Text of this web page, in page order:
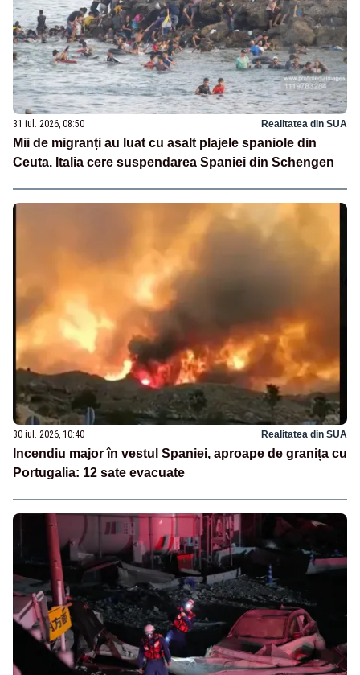
31 iul. 2026, 08:50 Realitatea din SUA
Mii de migranți au luat cu asalt plajele spaniole din
Ceuta. Italia cere suspendarea Spaniei din Schengen
30 iul. 2026, 10:40 Realitatea din SUA
Incendiu major în vestul Spaniei, aproape de granița cu
Portugalia: 12 sate evacuate